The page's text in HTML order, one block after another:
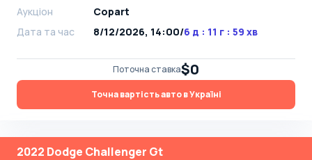
Аукціон
Copart
Дата та час
8/12/2026, 14:00/6 д : 11 г : 59 хв
Поточна ставка$0
Точна вартість авто в Україні
2022 Dodge Challenger Gt